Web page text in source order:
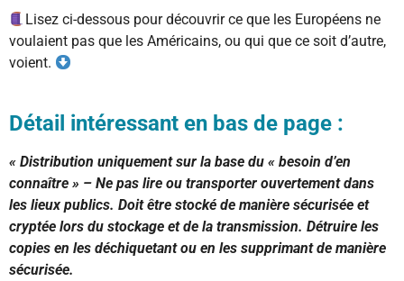
Lisez ci-dessous pour découvrir ce que les Européens ne
voulaient pas que les Américains, ou qui que ce soit d’autre,
voient.
Détail intéressant en bas de page :
« Distribution uniquement sur la base du « besoin d’en
connaître » – Ne pas lire ou transporter ouvertement dans
les lieux publics. Doit être stocké de manière sécurisée et
cryptée lors du stockage et de la transmission. Détruire les
copies en les déchiquetant ou en les supprimant de manière
sécurisée.